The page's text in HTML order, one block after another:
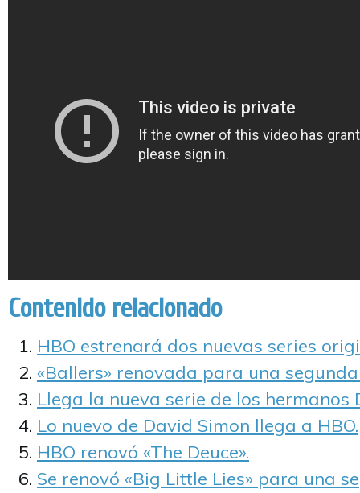
Contenido relacionado
HBO estrenará dos nuevas series
«Ballers» renovada para una
Llega la nueva serie de los hermanos
Lo nuevo de David Simon llega a HBO.
HBO renovó «The Deuce».
Se renovó «Big Little Lies» para una